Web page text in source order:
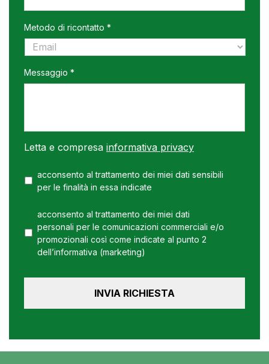
Metodo di ricontatto *
Messaggio *
Letta e compresa informativa privacy
acconsento al trattamento dei miei dati sensibili
per le finalità in essa indicate
acconsento al trattamento dei miei dati
personali per le comunicazioni commerciali e/o
promozionali così come indicate al punto 2
dell’informativa (marketing)